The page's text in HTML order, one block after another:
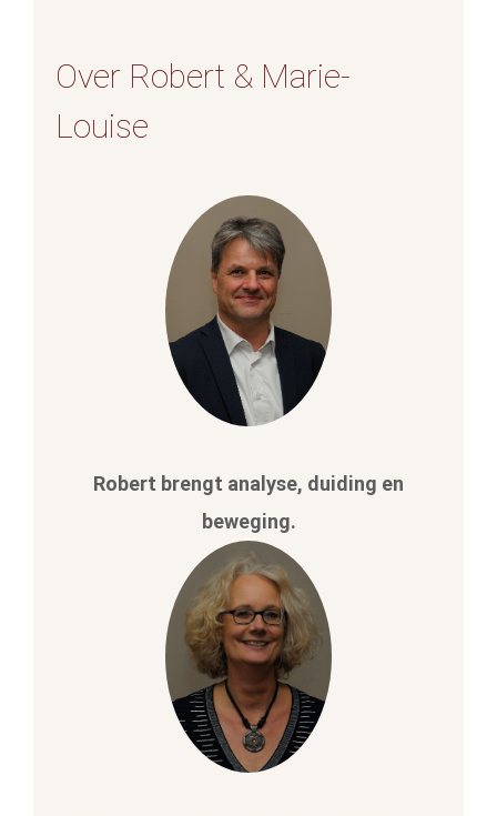
Over Robert & Marie-
Louise
Robert brengt analyse, duiding en
beweging.